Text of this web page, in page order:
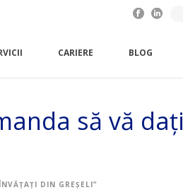
CARIERE BLOG
să vă dați
DIN GREȘELI”